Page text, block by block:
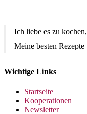
Ich liebe es zu
Meine besten
Wichtige Links
Startseite
Kooperationen
Newsletter